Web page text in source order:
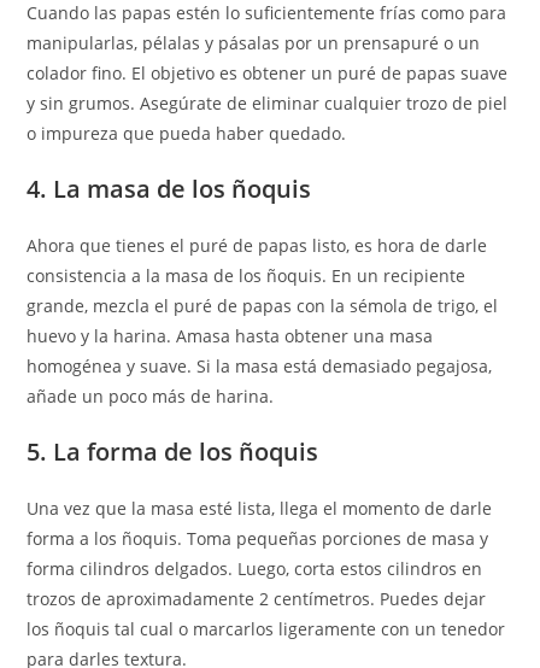
Cuando las papas estén lo suficientemente frías como para
manipularlas, pélalas y pásalas por un prensapuré o un
colador fino. El objetivo es obtener un puré de papas suave
y sin grumos. Asegúrate de eliminar cualquier trozo de piel
o impureza que pueda haber quedado.
4. La masa de los ñoquis
Ahora que tienes el puré de papas listo, es hora de darle
consistencia a la masa de los ñoquis. En un recipiente
grande, mezcla el puré de papas con la sémola de trigo, el
huevo y la harina. Amasa hasta obtener una masa
homogénea y suave. Si la masa está demasiado pegajosa,
añade un poco más de harina.
5. La forma de los ñoquis
Una vez que la masa esté lista, llega el momento de darle
forma a los ñoquis. Toma pequeñas porciones de masa y
forma cilindros delgados. Luego, corta estos cilindros en
trozos de aproximadamente 2 centímetros. Puedes dejar
los ñoquis tal cual o marcarlos ligeramente con un tenedor
para darles textura.